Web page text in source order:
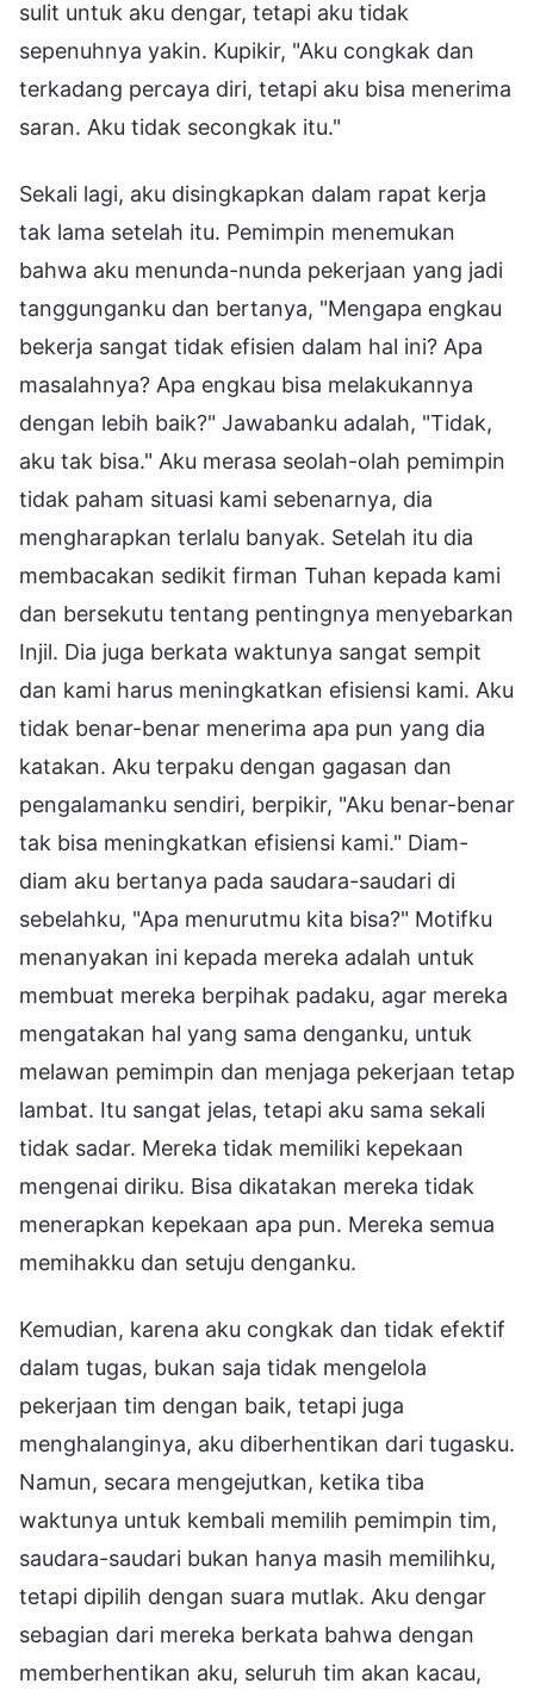
sulit untuk aku dengar, tetapi aku tidak
sepenuhnya yakin. Kupikir, "Aku congkak dan
terkadang percaya diri, tetapi aku bisa menerima
saran. Aku tidak secongkak itu."
Sekali lagi, aku disingkapkan dalam rapat kerja
tak lama setelah itu. Pemimpin menemukan
bahwa aku menunda-nunda pekerjaan yang jadi
tanggunganku dan bertanya, "Mengapa engkau
bekerja sangat tidak efisien dalam hal ini? Apa
masalahnya? Apa engkau bisa melakukannya
dengan lebih baik?" Jawabanku adalah, "Tidak,
aku tak bisa." Aku merasa seolah-olah pemimpin
tidak paham situasi kami sebenarnya, dia
mengharapkan terlalu banyak. Setelah itu dia
membacakan sedikit firman Tuhan kepada kami
dan bersekutu tentang pentingnya menyebarkan
Injil. Dia juga berkata waktunya sangat sempit
dan kami harus meningkatkan efisiensi kami. Aku
tidak benar-benar menerima apa pun yang dia
katakan. Aku terpaku dengan gagasan dan
pengalamanku sendiri, berpikir, "Aku benar-benar
tak bisa meningkatkan efisiensi kami." Diam-
diam aku bertanya pada saudara-saudari di
sebelahku, "Apa menurutmu kita bisa?" Motifku
menanyakan ini kepada mereka adalah untuk
membuat mereka berpihak padaku, agar mereka
mengatakan hal yang sama denganku, untuk
melawan pemimpin dan menjaga pekerjaan tetap
lambat. Itu sangat jelas, tetapi aku sama sekali
tidak sadar. Mereka tidak memiliki kepekaan
mengenai diriku. Bisa dikatakan mereka tidak
menerapkan kepekaan apa pun. Mereka semua
memihakku dan setuju denganku.
Kemudian, karena aku congkak dan tidak efektif
dalam tugas, bukan saja tidak mengelola
pekerjaan tim dengan baik, tetapi juga
menghalanginya, aku diberhentikan dari tugasku.
Namun, secara mengejutkan, ketika tiba
waktunya untuk kembali memilih pemimpin tim,
saudara-saudari bukan hanya masih memilihku,
tetapi dipilih dengan suara mutlak. Aku dengar
sebagian dari mereka berkata bahwa dengan
memberhentikan aku, seluruh tim akan kacau,